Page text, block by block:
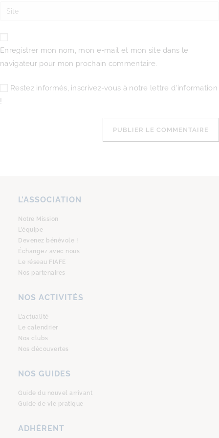
Enregistrer mon nom, mon e-mail et mon site dans le
navigateur pour mon prochain commentaire.
Restez informés, inscrivez-vous à notre lettre d'information
!
L’ASSOCIATION
Notre Mission
L’équipe
Devenez bénévole !
Échangez avec nous
Le réseau FIAFE
Nos partenaires
NOS ACTIVITÉS
L’actualité
Le calendrier
Nos clubs
Nos découvertes
NOS GUIDES
Guide du nouvel arrivant
Guide de vie pratique
ADHÉRENT